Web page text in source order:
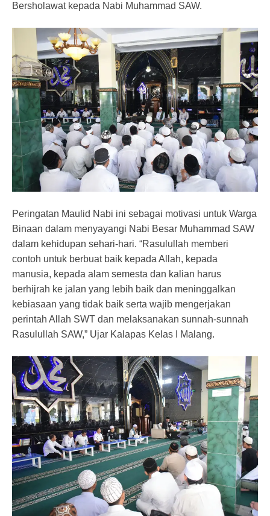
Bersholawat kepada Nabi Muhammad SAW.
Peringatan Maulid Nabi ini sebagai motivasi untuk Warga
Binaan dalam menyayangi Nabi Besar Muhammad SAW
dalam kehidupan sehari-hari. “Rasulullah memberi
contoh untuk berbuat baik kepada Allah, kepada
manusia, kepada alam semesta dan kalian harus
berhijrah ke jalan yang lebih baik dan meninggalkan
kebiasaan yang tidak baik serta wajib mengerjakan
perintah Allah SWT dan melaksanakan sunnah-sunnah
Rasulullah SAW,” Ujar Kalapas Kelas I Malang.